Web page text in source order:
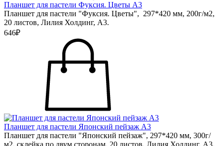
Планшет для пастели Фуксия. Цветы А3
Планшет для пастели "Фуксия. Цветы", 297*420 мм, 200г/м2,
20 листов, Лилия Холдинг, А3.
646₽
Планшет для пастели Японский пейзаж А3
Планшет для пастели "Японский пейзаж", 297*420 мм, 300г/
м2, склейка по двум сторонам, 20 листов, Лилия Холдинг, А3.